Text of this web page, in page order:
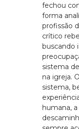
fechou
forma
profissão
crítico
buscando
sistema
na igreja.
sistema,
humana,